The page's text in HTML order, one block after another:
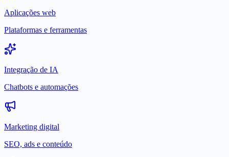
Aplicações web
Plataformas e ferramentas
Integração de IA
Chatbots e automações
Marketing digital
SEO, ads e conteúdo